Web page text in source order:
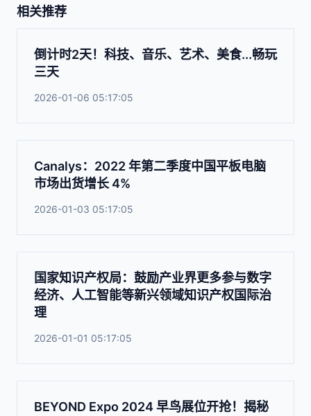
相关推荐
倒计时2天！科技、音乐、艺术、美食...畅玩
三天
2026-01-06 05:17:05
Canalys：2022 年第二季度中国平板电脑
市场出货增长 4%
2026-01-03 05:17:05
国家知识产权局：鼓励产业界更多参与数字
经济、人工智能等新兴领域知识产权国际治
理
2026-01-01 05:17:05
BEYOND Expo 2024 早鸟展位开抢！揭秘